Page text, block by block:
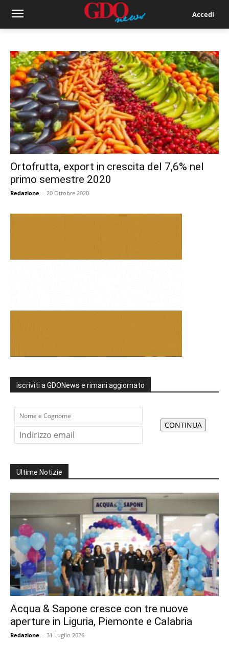
Accedi
Ortofrutta, export in crescita del 7,6% nel
primo semestre 2020
Redazione - 20 Ottobre 2020
Iscriviti a GDONews e rimani aggiornato
Ultime Notizie
Acqua & Sapone cresce con tre nuove
aperture in Liguria, Piemonte e Calabria
Redazione - 31 Luglio 2026